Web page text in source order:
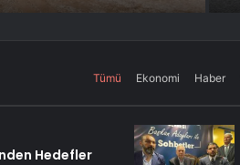
Tümü Ekonomi Haber
Hedefler